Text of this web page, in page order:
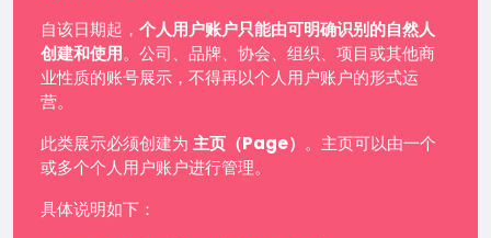
自该日期起， 个人用户账户只能由可明确识别的自然人
创建和使用。公司、品牌、协会、组织、项目或其他商
业性质的账号展示，不得再以个人用户账户的形式运
营。
此类展示必须创建为 主页（Page） 。主页可以由一个
或多个个人用户账户进行管理。
具体说明如下：